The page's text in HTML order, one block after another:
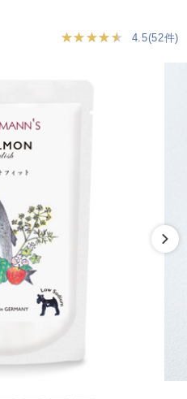
★★★★★ 4.5(52件)